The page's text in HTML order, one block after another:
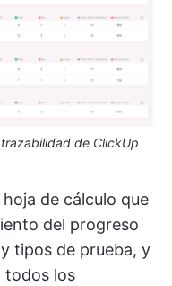
de ClickUp
de cálculo que
del progreso
tipos de prueba, y
todos los